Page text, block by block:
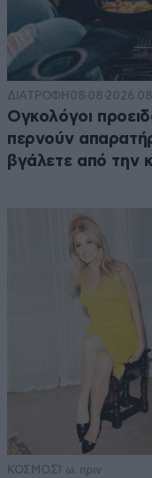
ΔΙΑΤΡΟΦΗ 08·08·2026
Ογκολόγοι
περνούν
βγάλετε από την
ΚΟΣΜΟΣ1 ω. πριν